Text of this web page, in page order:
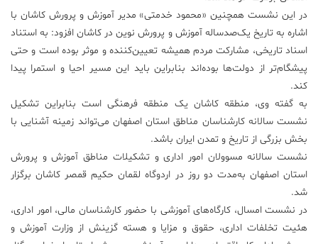
هنری
در این نشست همچنین «محمود خدمتی» مدیر آموزش و پرورش کاشان با
اشاره به تاریخ یک‌صدساله آموزش و پرورش نوین در کاشان افزود: به استناد
اسناد تاریخی، مشارکت مردم همیشه تعیین‌کننده و موثر بوده است و حتی
پیشگام‌تر از دولت‌ها بوده‌اند بنابراین باید این مسیر احیا و استمرا پیدا
کند.
به گفته وی، منطقه کاشان یک منطقه فرهنگی است بنابراین تشکیل
نشست سالانه کار‌شناسان مناطق استان اصفهان می‌تواند زمینه آشنایی با
بخش بزرگی از تاریخ و تمدن ایران باشد.
نشست سالانه مسوولان امور اداری و تشکیلات مناطق آموزش و پرورش
استان اصفهان به‌مدت دو روز در اردوگاه لقمان حکیم قمصر کاشان برگزار
شد.
در نشست امسال، کارگاه‌های آموزشی با حضور کار‌شناسان مالی، امور اداری،
هئیت تخلفات اداری، حقوق و مزایا و هسته گزینش از وزارت آموزش و